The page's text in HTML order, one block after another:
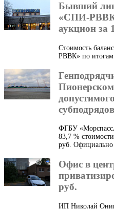
Бывший
«СПИ-
аукцион за
Стоимость
РВВК» по итогам
субподрядов
ФГБУ
83,7 %
руб. Официально
Офис в
руб.
ИП Николай